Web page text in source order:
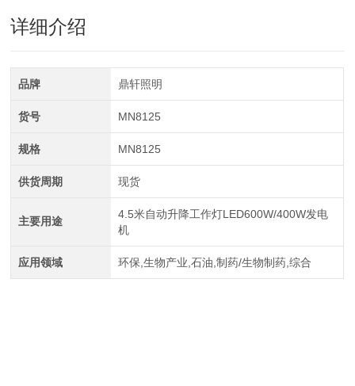
详细介绍
品牌 鼎轩照明
货号 MN8125
规格 MN8125
供货周期 现货
主要用途
4.5米自动升降工作灯LED600W/400W发电
机
应用领域 环保,生物产业,石油,制药/生物制药,综合